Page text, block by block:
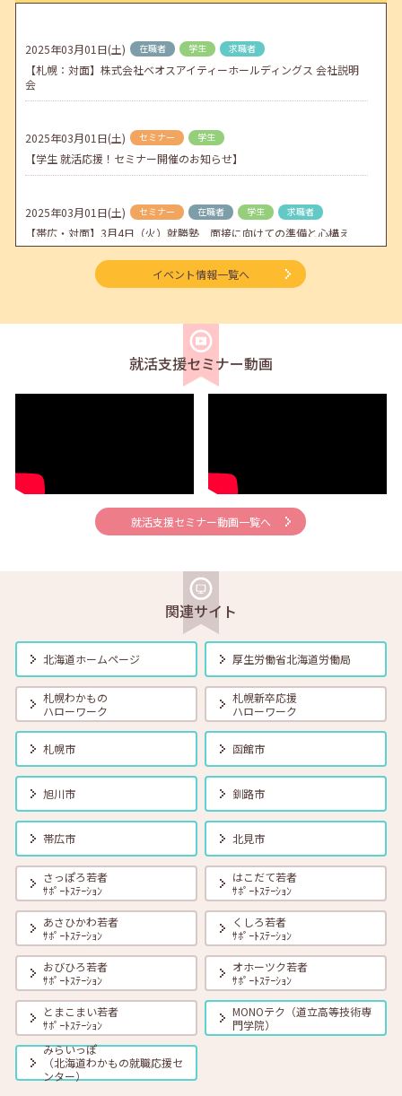
2026年04月02日(木) jobcafeからのお知らせ
ゴールデンウィーク期間中のご利用について
2025年03月01日(土) 在職者 学生 求職者
【札幌：対面】株式会社ベオスアイティーホールディングス 会社説明
会
2025年03月01日(土) セミナー 学生
【学生 就活応援！セミナー開催のお知らせ】
2025年03月01日(土) セミナー 在職者 学生 求職者
【帯広・対面】3月4日（火）就勝塾 面接に向けての準備と心構え
11:00～11:40
【函館・対面】3月5日（水）就勝塾 「採用につながる応募書類の書
在職者
2025年03月01日(土) 在職者
【北見・対面】3月7日（金）就勝塾 「職業興味検査」 13:30～
【札幌・対面】3月12日（水）面接力UP！本番で役立つ面接練習
2025年03月01日(土) セミナー 在職者 学生 求職者
【北見・対面】3月13日（木）就勝塾 「落ち込んだ気分をコントロー
ルする方法」 13:30～14:30
2025年03月01日(土) 在職者 学生
【オンライン】3月18日（火）就職活動のススメ方 14:00～14:30
2025年03月01日(土) セミナー 在職者 学生 求職者
【帯広・対面】3月18日（火）就勝塾 志望動機と自己PRのポイン
ト 14:00～14:40
2025年03月01日(土) セミナー 在職者 学生 求職者
【函館・対面】3月19日（水）就勝塾 「就活ストレス４つの解消法」
13:30～14:30
2025年03月01日(土)
【北見・対面】3月19日（水）就勝塾 自分を知る「４つのタイプ」
（基本編） 13:30 ～ 14:30
2025年03月01日(土) セミナー
イベント情報一覧へ
就活支援セミナー動画
就活支援セミナー動画一覧へ
関連サイト
北海道ホームページ 厚生労働省北海道労働局
札幌わかもの
ハローワーク
札幌新卒応援
ハローワーク
札幌市 函館市
旭川市 釧路市
帯広市 北見市
さっぽろ若者
ｻﾎﾟｰﾄｽﾃｰｼｮﾝ
はこだて若者
ｻﾎﾟｰﾄｽﾃｰｼｮﾝ
あさひかわ若者
ｻﾎﾟｰﾄｽﾃｰｼｮﾝ
くしろ若者
ｻﾎﾟｰﾄｽﾃｰｼｮﾝ
おびひろ若者
ｻﾎﾟｰﾄｽﾃｰｼｮﾝ
オホーツク若者
ｻﾎﾟｰﾄｽﾃｰｼｮﾝ
とまこまい若者
ｻﾎﾟｰﾄｽﾃｰｼｮﾝ
MONOテク（道立高等技術専
門学院）
みらいっぽ
（北海道わかもの就職応援セ
ンター）